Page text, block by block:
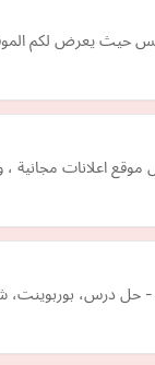
حيث يعرض لكم
موقع اعلانات مجانية
- حل درس،